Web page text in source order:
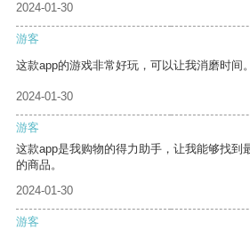
2024-01-30
游客
这款app的游戏非常好玩，可以让我消磨时间。
2024-01-30
游客
这款app是我购物的得力助手，让我能够找到
的商品。
2024-01-30
游客